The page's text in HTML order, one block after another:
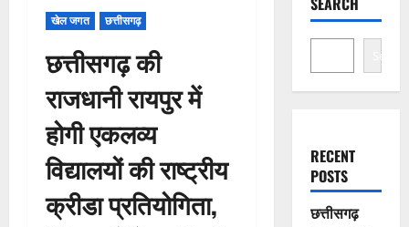
खेल जगत छत्तीसगढ़
छत्तीसगढ़ की
राजधानी रायपुर में
होगी एकलव्य
विद्यालयों की राष्ट्रीय
क्रीडा प्रतियोगिता,
Search
RECENT
POSTS
छत्तीसगढ़